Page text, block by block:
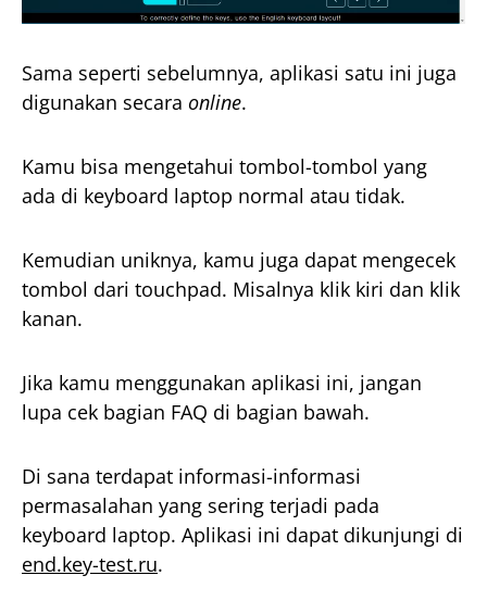
Sama seperti sebelumnya, aplikasi satu ini juga
digunakan secara online.
Kamu bisa mengetahui tombol-tombol yang
ada di keyboard laptop normal atau tidak.
Kemudian uniknya, kamu juga dapat mengecek
tombol dari touchpad. Misalnya klik kiri dan klik
kanan.
Jika kamu menggunakan aplikasi ini, jangan
lupa cek bagian FAQ di bagian bawah.
Di sana terdapat informasi-informasi
permasalahan yang sering terjadi pada
keyboard laptop. Aplikasi ini dapat dikunjungi di
end.key-test.ru.